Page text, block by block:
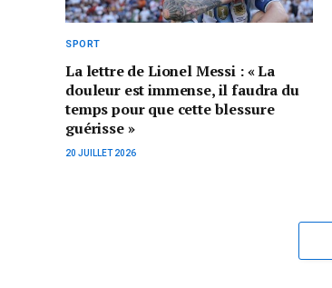
SPORT
La lettre de Lionel Messi : « La
douleur est immense, il faudra du
temps pour que cette blessure
guérisse »
20 JUILLET 2026